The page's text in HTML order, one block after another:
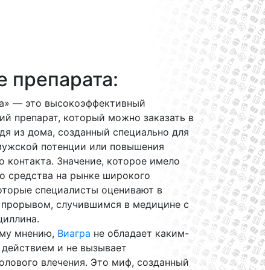
препарата:
— это высокоэффективный
препарат, который можно заказать в
из дома, созданный специально для
потенции или повышения
контакта. Значение, которое имело
средства на рынке широкого
специалисты оценивают в
прорывом, случившимся в медицине с
мнению, Виагра не обладает каким-
и не вызывает
влечения. Это миф, созданный